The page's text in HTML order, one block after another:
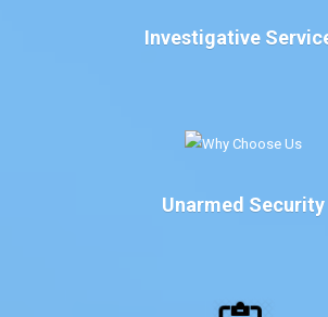
Investigative
Unarmed Security